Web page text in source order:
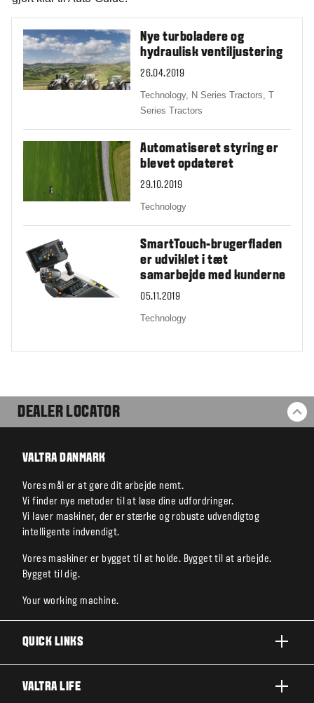
Nye turboladere og
hydraulisk ventiljustering
26.04.2019
Technology, N Series Tractors,T
Series Tractors
Automatiseret styring er
blevet opdateret
29.10.2019
Technology
SmartTouch-brugerfladen
er udviklet i tæt
samarbejde med kunderne
05.11.2019
Technology
DEALER LOCATOR
VALTRA DANMARK
Vores mål er at gøre dit arbejde nemt.
Vi finder nye metoder til at løse dine udfordringer.
Vi laver maskiner, der er stærke og robuste udvendigtog
intelligente indvendigt.
Vores maskiner er bygget til at holde. Bygget til at arbejde.
Bygget til dig.
Your working machine.
QUICK LINKS
VALTRA LIFE